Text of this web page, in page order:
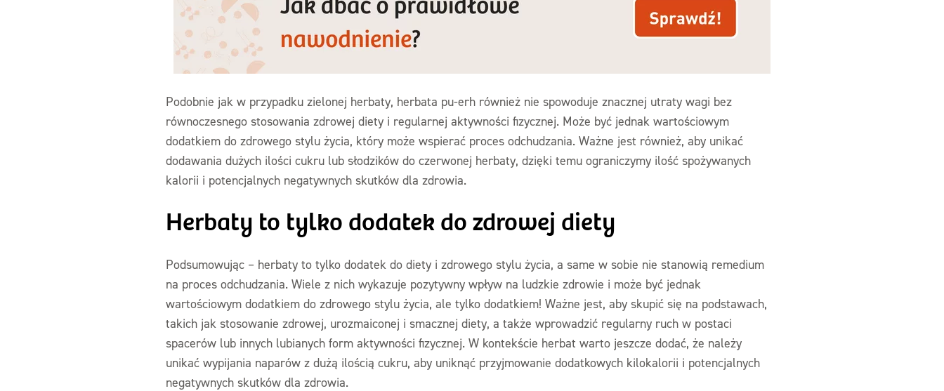
Podobnie jak w przypadku zielonej herbaty, herbata pu-erh również nie spowoduje znacznej utraty wagi bez
równoczesnego stosowania zdrowej diety i regularnej aktywności fizycznej. Może być jednak wartościowym
dodatkiem do zdrowego stylu życia, który może wspierać proces odchudzania. Ważne jest również, aby unikać
dodawania dużych ilości cukru lub słodzików do czerwonej herbaty, dzięki temu ograniczymy ilość spożywanych
kalorii i potencjalnych negatywnych skutków dla zdrowia.
Herbaty to tylko dodatek do zdrowej diety
Podsumowując – herbaty to tylko dodatek do diety i zdrowego stylu życia, a same w sobie nie stanowią remedium
na proces odchudzania. Wiele z nich wykazuje pozytywny wpływ na ludzkie zdrowie i może być jednak
wartościowym dodatkiem do zdrowego stylu życia, ale tylko dodatkiem! Ważne jest, aby skupić się na podstawach,
takich jak stosowanie zdrowej, urozmaiconej i smacznej diety, a także wprowadzić regularny ruch w postaci
spacerów lub innych lubianych form aktywności fizycznej. W kontekście herbat warto jeszcze dodać, że należy
unikać wypijania naparów z dużą ilością cukru, aby uniknąć przyjmowanie dodatkowych kilokalorii i potencjalnych
negatywnych skutków dla zdrowia.